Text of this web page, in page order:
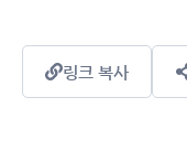
링크 복사